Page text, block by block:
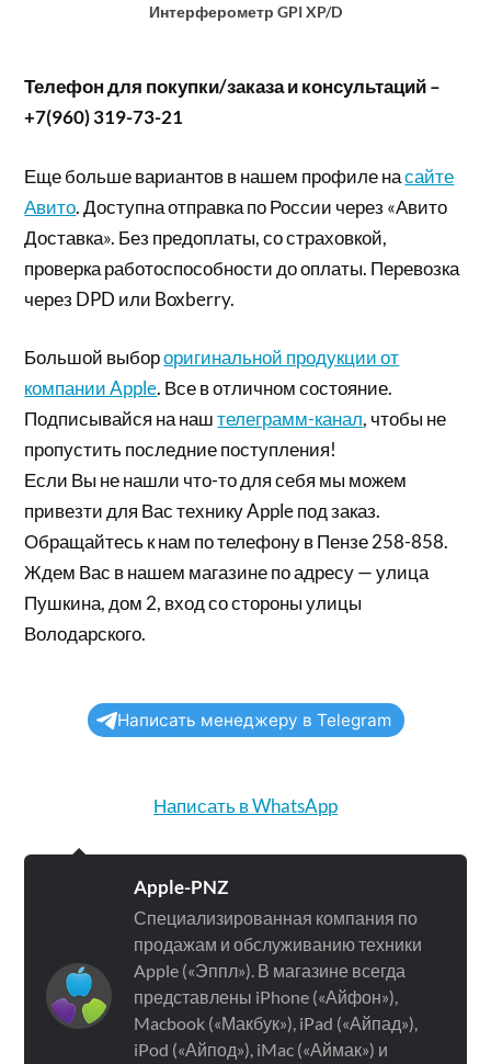
Интерферометр GPI XP/D
Телефон для покупки/заказа и консультаций –
+7(960) 319-73-21
Еще больше вариантов в нашем профиле насайте
Авито. Доступна отправка по России через «Авито
Доставка». Без предоплаты, со страховкой,
проверка работоспособности до оплаты. Перевозка
через DPD или Boxberry.
Большой выбороригинальной продукции от
компании Apple. Все в отличном состояние.
Подписывайся на наштелеграмм-канал, чтобы не
пропустить последние поступления!
Если Вы не нашли что-то для себя мы можем
привезти для Вас технику Apple под заказ.
Обращайтесь к нам по телефону в Пензе 258-858.
Ждем Вас в нашем магазине по адресу — улица
Пушкина, дом 2, вход со стороны улицы
Володарского.
Написать менеджеру в Telegram
Написать в WhatsApp
Apple-PNZ
Специализированная компания по
продажам и обслуживанию техники
Apple («Эппл»). В магазине всегда
представлены iPhone («Айфон»),
Macbook («Макбук»), iPad («Айпад»),
iPod («Айпод»), iMac («Аймак») и